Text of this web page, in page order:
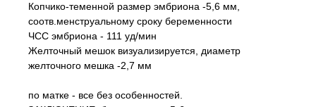
Копчико-теменной размер эмбриона -5,6 мм,
соотв.менструальному сроку беременности
ЧСС эмбриона - 111 уд/мин
Желточный мешок визуализируется, диаметр
желточного мешка -2,7 мм
по матке - все без особенностей.